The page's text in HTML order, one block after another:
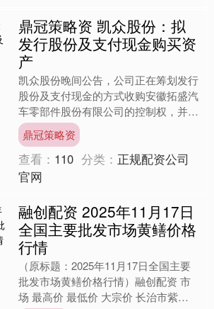
鼎冠策略资 凯众股份：拟
发行股份及支付现金购买资
产
凯众股份晚间公告，公司正在筹划发行
股份及支付现金的方式收购安徽拓盛汽
车零部件股份有限公司的控制权，并向
不超过35名特定投资者发行股份募集
配套资金。本次交易可能构....
鼎冠策略资
查看： 110 分类： 正规配资公司
官网
融创配资 2025年11月17日
全国主要批发市场黄鳝价格
行情
（原标题：2025年11月17日全国主要
批发市场黄鳝价格行情）融创配资 市
场 最高价 最低价 大宗价 长治市紫坊